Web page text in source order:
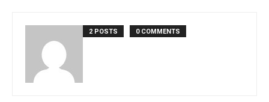
2 POSTS 0 COMMENTS